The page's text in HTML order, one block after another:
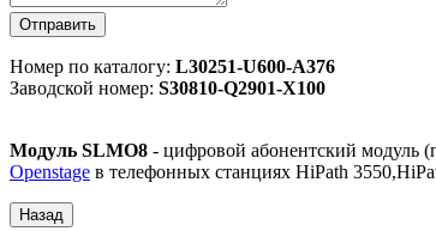
Отправить
Номер по каталогу: L30251-U600-A376
Заводской номер: S30810-Q2901-X100
Модуль SLMO8 - цифровой абонентский модуль
Openstage в телефонных станциях HiPath